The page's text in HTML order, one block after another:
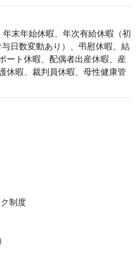
末年始休暇、年次有給休暇（初
日数変動あり）、弔慰休暇、結
ート休暇、配偶者出産休暇、産
休暇、裁判員休暇、母性健康管
制度